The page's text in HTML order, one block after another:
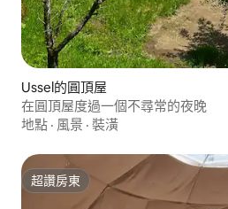
Ussel的圓頂屋
在圓頂屋度過一個不尋常的夜晚
地點 · 風景 · 裝潢
超讚房東
超讚房東